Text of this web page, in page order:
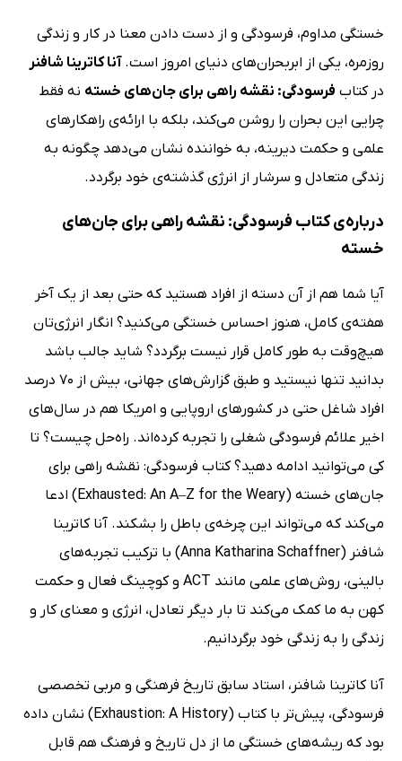
خستگی مداوم، فرسودگی و از دست دادن معنا در کار و زندگی
روزمره، یکی از ابربحران‌های دنیای امروز است.آنا کاترینا شافنر
در کتاب فرسودگی: نقشه راهی برای جان‌های خسته نه فقط
چرایی این بحران را روشن می‌کند، بلکه با ارائه‌ی راهکارهای
علمی و حکمت دیرینه، به خواننده نشان می‌دهد چگونه به
زندگی متعادل و سرشار از انرژی گذشته‌ی خود برگردد.
درباره‌ی کتاب فرسودگی: نقشه راهی برای جان‌های
خسته
آیا شما هم از آن دسته از افراد هستید که حتی بعد از یک آخر
هفته‌ی کامل، هنوز احساس خستگی می‌کنید؟ انگار انرژی‌تان
هیچ‌وقت به طور کامل قرار نیست برگردد؟ شاید جالب باشد
بدانید تنها نیستید و طبق گزارش‌های جهانی، بیش از 70 درصد
افراد شاغل حتی در کشورهای اروپایی و امریکا هم در سال‌های
اخیر علائم فرسودگی شغلی را تجربه کرده‌اند. راه‌حل چیست؟ تا
کی می‌توانید ادامه دهید؟ کتاب فرسودگی: نقشه راهی برای
جان‌های خسته (Exhausted: An A–Z for the Weary) ادعا
می‌کند که می‌تواند این چرخه‌ی باطل را بشکند. آنا کاترینا
شافنر (Anna Katharina Schaffner) با ترکیب تجربه‌های
بالینی، روش‌های علمی مانند ACT و کوچینگ فعال و حکمت
کهن به ما کمک می‌کند تا بار دیگر تعادل، انرژی و معنای کار و
زندگی را به زندگی خود برگردانیم.
آنا کاترینا شافنر، استاد سابق تاریخ فرهنگی و مربی تخصصی
فرسودگی، پیش‌تر با کتاب (Exhaustion: A History) نشان داده
بود که ریشه‌های خستگی ما از دل تاریخ و فرهنگ هم قابل